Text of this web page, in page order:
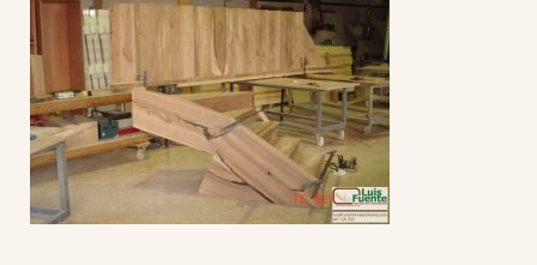
ESCALERAS DE MADERA
ESTRUCTURAS DE MADERA
MESAS DE MADERA
PUERTAS DE MADERA
SUELOS DE MADERA
TRABAJOS A MEDIDA
VENTANAS DE ALUMINIO Y PVC
NUESTROS TRABAJOS
CONTACTO